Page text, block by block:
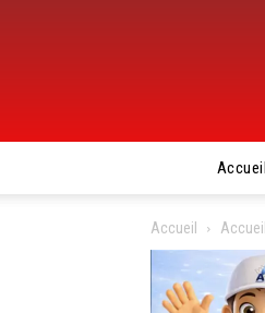
Accueil
Accueil Accueil